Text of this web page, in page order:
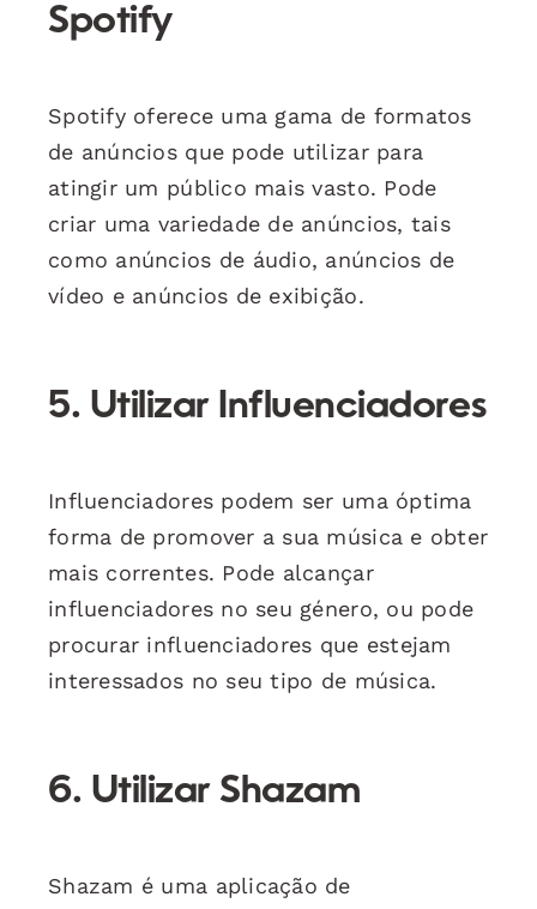
Spotify
Spotify oferece uma gama de formatos
de anúncios que pode utilizar para
atingir um público mais vasto. Pode
criar uma variedade de anúncios, tais
como anúncios de áudio, anúncios de
vídeo e anúncios de exibição.
5. Utilizar Influenciadores
Influenciadores podem ser uma óptima
forma de promover a sua música e obter
mais correntes. Pode alcançar
influenciadores no seu género, ou pode
procurar influenciadores que estejam
interessados no seu tipo de música.
6. Utilizar Shazam
Shazam é uma aplicação de